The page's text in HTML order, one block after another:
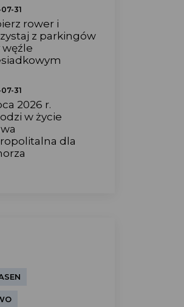
31
rower i
z parkingów
węźle
31
2026 r.
w życie
dla